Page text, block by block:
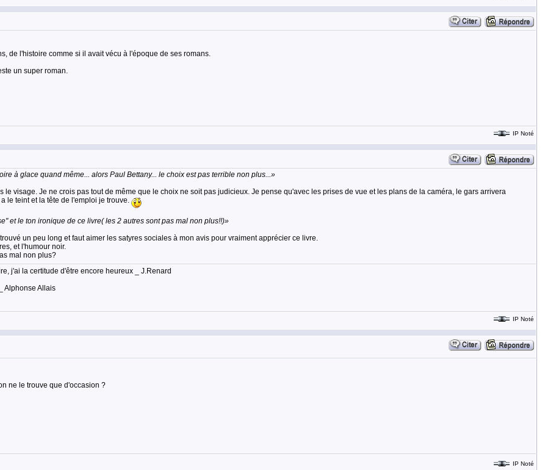
de l'histoire comme si il avait vécu à l'époque de ses romans.
un super roman.
IP Noté
à glace quand même... alors Paul Bettany... le choix est pas terrible non plus...»
le visage. Je ne crois pas tout de même que le choix ne soit pas judicieux. Je pense qu'avec les prises de vue et les plans de la caméra, le gars arrivera
le teint et la tête de l'emploi je trouve.
et le ton ironique de ce livre( les 2 autres sont pas mal non plus!!)»
un peu long et faut aimer les satyres sociales à mon avis pour vraiment apprécier ce livre.
et l'humour noir.
mal non plus?
j'ai la certitude d'être encore heureux _ J.Renard
Alphonse Allais
IP Noté
ne le trouve que d'occasion ?
IP Noté